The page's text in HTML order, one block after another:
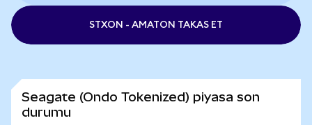
STXON - AMATON TAKAS ET
Seagate (Ondo Tokenized) piyasa son
durumu